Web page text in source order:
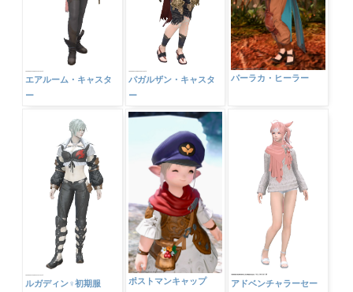
エアルーム・キャスタ
ー
パガルザン・キャスタ
ー
パーラカ・ヒーラー
ルガディン♀初期服 ポストマンキャップ
アドベンチャラーセー